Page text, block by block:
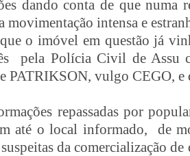
dando conta de que
movimentação intensa e
o imóvel em questão já
pela Polícia Civil de Assu
PATRIKSON, vulgo CEGO,
repassadas por
até o local informado, de
da comercialização